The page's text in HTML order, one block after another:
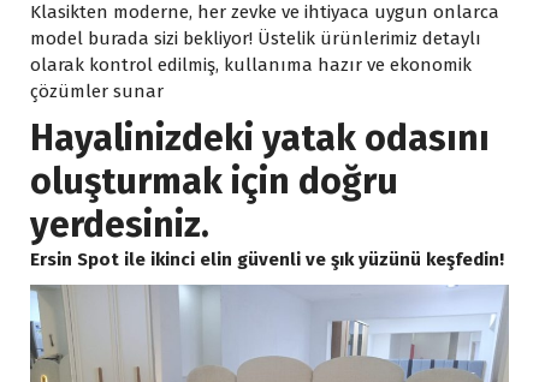
Klasikten moderne, her zevke ve ihtiyaca uygun onlarca
model burada sizi bekliyor! Üstelik ürünlerimiz detaylı
olarak kontrol edilmiş, kullanıma hazır ve ekonomik
çözümler sunar
Hayalinizdeki yatak odasını
oluşturmak için doğru
yerdesiniz.
Ersin Spot ile ikinci elin güvenli ve şık yüzünü keşfedin!